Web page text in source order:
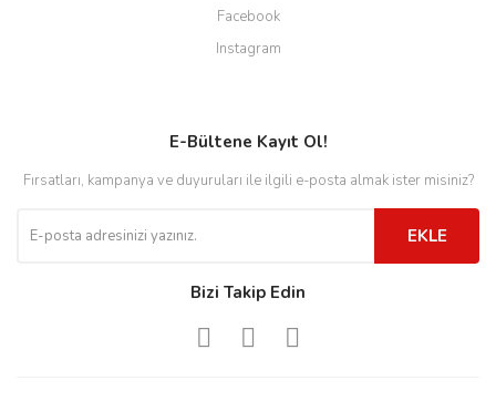
Facebook
Instagram
E-Bültene Kayıt Ol!
Fırsatları, kampanya ve duyuruları ile ilgili e-posta almak ister misiniz?
EKLE
Bizi Takip Edin